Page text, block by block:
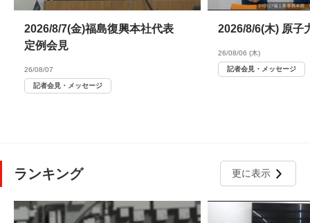
2026/8/7(金)福島復興本社代表
定例会見
26/08/07
記者会見・メッセージ
2026/8/6(木) 原子
26/08/06 (木)
記者会見・メッセージ
ランキング 更に表示